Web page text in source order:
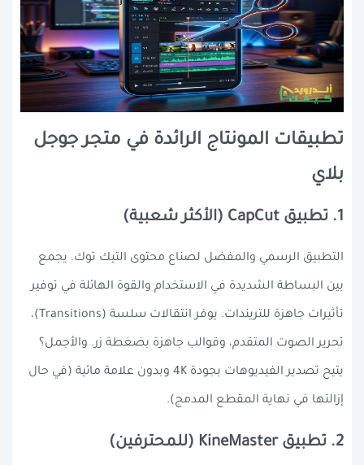
تطبيقات المونتاج الرائدة في متجر جوجل
بلاي
1. تطبيق CapCut (الأكثر شعبية)
التطبيق الرسمي والمفضل لصناع محتوى التيك توك. يجمع
بين البساطة الشديدة في الاستخدام والقوة الهائلة في توفير
تأثيرات جاهزة للتريندات. يوفر انتقالات سلسة (Transitions)،
تحرير الصوت المتقدم، وقوالب جاهزة بضغطة زر. والأجمل؟
يتيح تصدير الفيديوهات بجودة 4K وبدون علامة مائية (في حال
إزالتها في نهاية المقطع المدمج).
2. تطبيق KineMaster (للمحترفين)